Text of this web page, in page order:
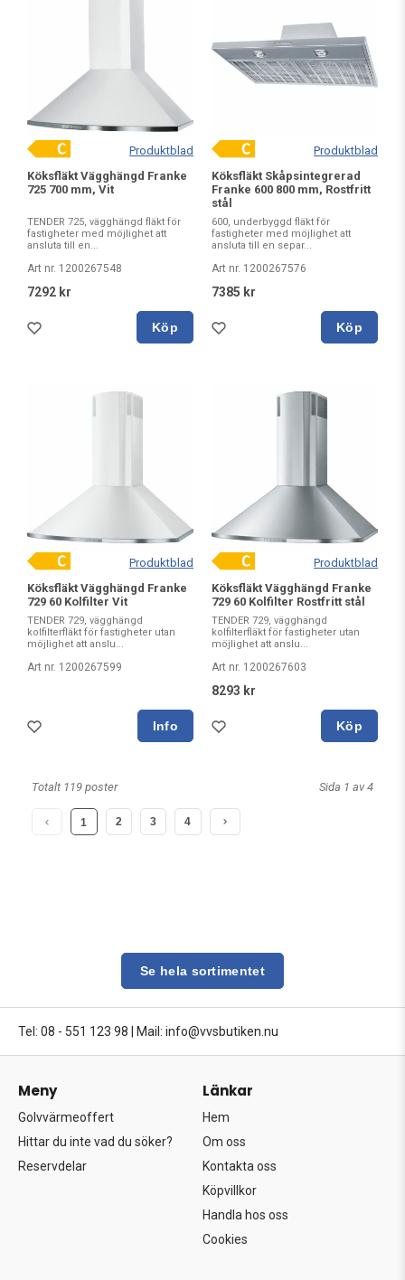
Produktblad
Köksfläkt Vägghängd Franke
725 700 mm, Vit
TENDER 725, vägghängd fläkt för
fastigheter med möjlighet att
ansluta till en...
Art nr. 1200267548
7292 kr
Köp
Produktblad
Köksfläkt Skåpsintegrerad
Franke 600 800 mm, Rostfritt
stål
600, underbyggd fläkt för
fastigheter med möjlighet att
ansluta till en separ...
Art nr. 1200267576
7385 kr
Köp
Produktblad
Köksfläkt Vägghängd Franke
729 60 Kolfilter Vit
TENDER 729, vägghängd
kolfilterfläkt för fastigheter utan
möjlighet att anslu...
Art nr. 1200267599
Produktblad
Köksfläkt Vägghängd Franke
729 60 Kolfilter Rostfritt stål
TENDER 729, vägghängd
kolfilterfläkt för fastigheter utan
möjlighet att anslu...
Art nr. 1200267603
8293 kr
Köp
Totalt 119 poster Sida 1 av 4
1 2 3 4
Se hela sortimentet
Tel: 08 - 551 123 98 Mail: info@vvsbutiken.nu
Meny
Golvvärmeoffert
Hittar du inte vad du söker?
Reservdelar
Länkar
Hem
Om oss
Kontakta oss
Köpvillkor
Handla hos oss
Cookies